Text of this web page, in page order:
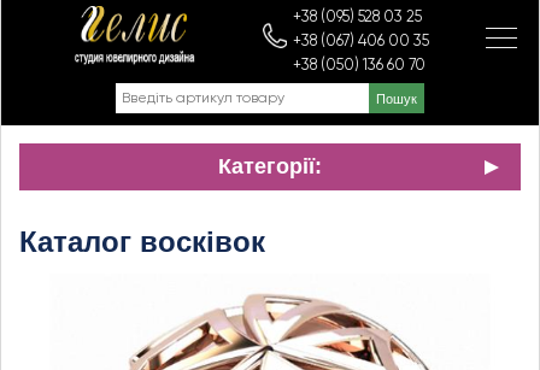
+38 (095) 528 03 25
+38 (067) 406 00 35
+38 (050) 136 60 70
Категорії:
Каталог восківок